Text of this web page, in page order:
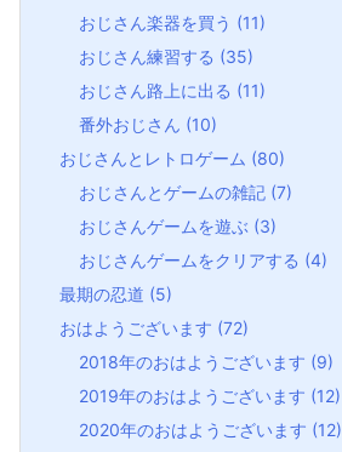
おじさん楽器を買う (11)
おじさん練習する (35)
おじさん路上に出る (11)
番外おじさん (10)
おじさんとレトロゲーム (80)
おじさんとゲームの雑記 (7)
おじさんゲームを遊ぶ (3)
おじさんゲームをクリアする (4)
最期の忍道 (5)
おはようございます (72)
2018年のおはようございます (9)
2019年のおはようございます (12)
2020年のおはようございます (12)